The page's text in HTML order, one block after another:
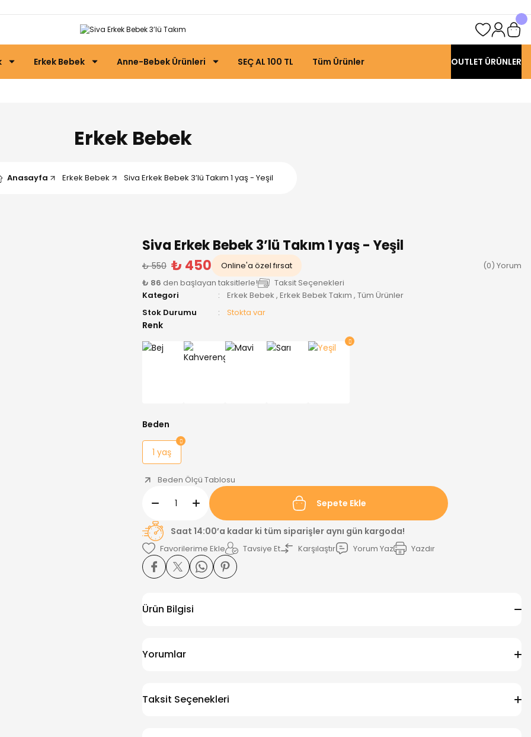
Erkek Bebek Anne-Bebek Ürünleri SEÇ AL 100 TL Tüm Ürünler OUTLET ÜRÜNLER
Erkek Bebek
Anasayfa Erkek Bebek Siva Erkek Bebek 3’lü Takım 1 yaş - Yeşil
Siva Erkek Bebek 3’lü Takım 1 yaş - Yeşil
₺ 550 ₺ 450 Online'a özel fırsat
(0) Yorum
₺ 86 den başlayan taksitlerle!
Taksit Seçenekleri
Kategori
Erkek Bebek , Erkek Bebek Takım , Tüm Ürünler
Stok Durumu
Stokta var
Renk
Beden
1 yaş
Beden Ölçü Tablosu
Sepete Ekle
Saat 14:00’a kadar ki tüm siparişler aynı gün kargoda!
Tavsiye Et Karşılaştır Yorum Yaz Yazdır
Ürün Bilgisi
Yorumlar
Taksit Seçenekleri